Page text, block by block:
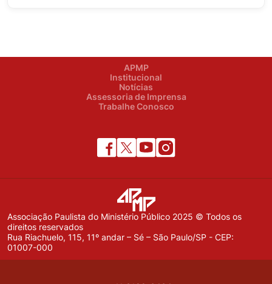
APMP
Institucional
Notícias
Assessoria de Imprensa
Trabalhe Conosco
Associação Paulista do Ministério Público 2025 © Todos os
direitos reservados
Rua Riachuelo, 115, 11º andar – Sé – São Paulo/SP - CEP:
01007-000